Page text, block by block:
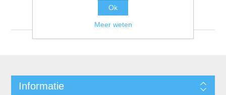
Informatie
Ok
Meer weten